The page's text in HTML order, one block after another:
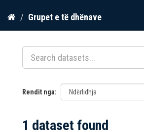
Kalo
përmbajtja
Grupet e të dhënave
Rendit nga
1 dataset found